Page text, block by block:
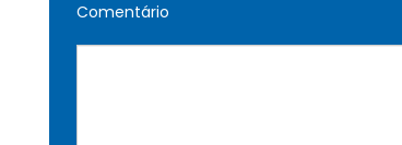
Comentário